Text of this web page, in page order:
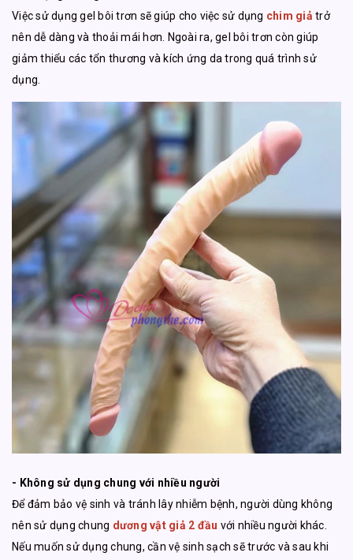
Việc sử dụng gel bôi trơn sẽ giúp cho việc sử dụng chim giả trở
nên dễ dàng và thoải mái hơn. Ngoài ra, gel bôi trơn còn giúp
giảm thiểu các tổn thương và kích ứng da trong quá trình sử
dụng.
- Không sử dụng chung với nhiều người
Để đảm bảo vệ sinh và tránh lây nhiễm bệnh, người dùng không
nên sử dụng chung dương vật giả 2 đầu với nhiều người khác.
Nếu muốn sử dụng chung, cần vệ sinh sạch sẽ trước và sau khi